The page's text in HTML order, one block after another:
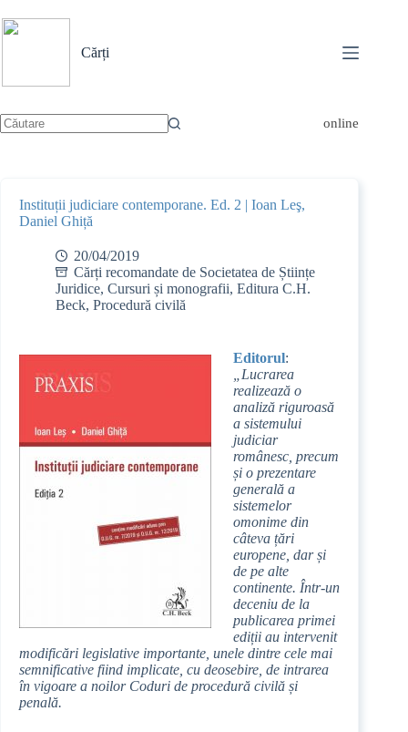
la
conținut
Cărți
online
Instituții judiciare contemporane. Ed. 2 | Ioan Leş,
Daniel Ghiță
20/04/2019
Cărți recomandate de Societatea de Științe
Juridice, Cursuri și monografii, Editura C.H.
Beck, Procedură civilă
Editorul:
„Lucrarea
realizează o
analiză riguroasă
a sistemului
judiciar
românesc, precum
și o prezentare
generală a
sistemelor
omonime din
câteva țări
europene, dar și
de pe alte
continente. Într-un
deceniu de la
publicarea primei
ediții au intervenit
modificări legislative importante, unele dintre cele mai
semnificative fiind implicate, cu deosebire, de intrarea
în vigoare a noilor Coduri de procedură civilă și
penală.